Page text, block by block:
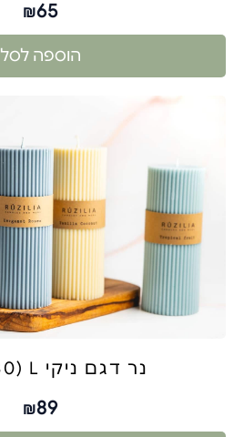
₪65
הוספה לסל
נר דגם ניקי L (330 גרם)
₪89